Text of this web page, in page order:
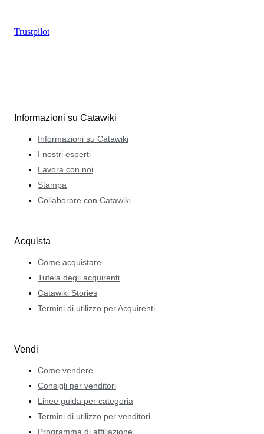
Trustpilot
Informazioni su Catawiki
Informazioni su Catawiki
I nostri esperti
Lavora con noi
Stampa
Collaborare con Catawiki
Acquista
Come acquistare
Tutela degli acquirenti
Catawiki Stories
Termini di utilizzo per Acquirenti
Vendi
Come vendere
Consigli per venditori
Linee guida per categoria
Termini di utilizzo per venditori
Programma di affiliazione